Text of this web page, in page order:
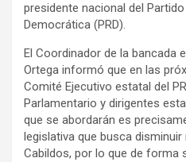
presidente nacional del
Democrática (PRD).
El Coordinador de la bancada
Ortega informó que en las
Comité Ejecutivo estatal del
Parlamentario y dirigentes
que se abordarán es
legislativa que busca
Cabildos, por lo que de forma